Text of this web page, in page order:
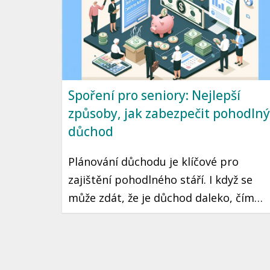
Spoření pro seniory: Nejlepší
způsoby, jak zabezpečit pohodlný
důchod
Plánování důchodu je klíčové pro
zajištění pohodlného stáří. I když se
může zdát, že je důchod daleko, čím
dříve začnete spořit a plánovat, tím